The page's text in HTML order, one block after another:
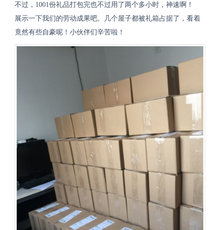
不过，1001份礼品打包完也不过用了两个多小时，神速啊！
展示一下我们的劳动成果吧。几个屋子都被礼箱占据了，看着
竟然有些自豪呢！小伙伴们辛苦啦！